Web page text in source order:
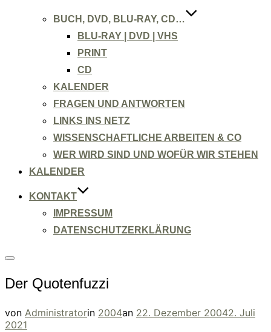
BUCH, DVD, BLU-RAY, CD…
BLU-RAY | DVD | VHS
PRINT
CD
KALENDER
FRAGEN UND ANTWORTEN
LINKS INS NETZ
WISSENSCHAFTLICHE ARBEITEN & CO
WER WIRD SIND UND WOFÜR WIR STEHEN
KALENDER
KONTAKT
IMPRESSUM
DATENSCHUTZERKLÄRUNG
Seitenleiste
Navigation
umschalten
Der Quotenfuzzi
von Administratorin 2004an Veröffentlicht
22. Dezember 20042. Juli
2021